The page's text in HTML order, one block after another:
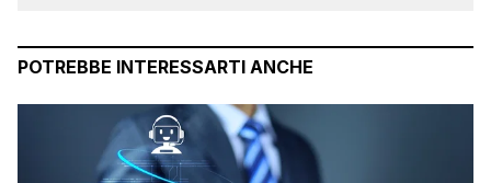
POTREBBE INTERESSARTI ANCHE